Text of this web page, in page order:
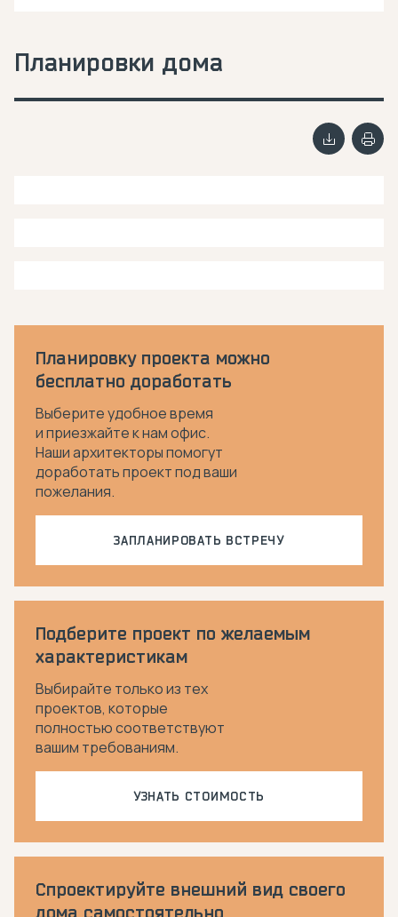
Планировки дома
Планировку проекта можно
бесплатно доработать
Выберите удобное время
и приезжайте к нам офис.
Наши архитекторы помогут
доработать проект под ваши
пожелания.
ЗАПЛАНИРОВАТЬ ВСТРЕЧУ
Подберите проект по желаемым
характеристикам
Выбирайте только из тех
проектов, которые
полностью соответствуют
вашим требованиям.
УЗНАТЬ СТОИМОСТЬ
Спроектируйте внешний вид своего
дома самостоятельно